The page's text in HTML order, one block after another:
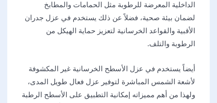
الداخلية المعرضة للرطوبة مثل الحمامات والمطابخ
لضمان بيئة صحية، فضلاً عن ذلك يستخدم في عزل جدران
الأقبية والقواعد الخرسانية لتعزيز حماية الهيكل من
الرطوبة والتلف.
أيضاً يستخدم في عزل الأسطح الخرسانية غير المكشوفة
لأشعة الشمس المباشرة لتوفير عزل فعال طويل المدى،
ولهذا من أهم مميزاته إمكانية التطبيق على الأسطح الرطبة